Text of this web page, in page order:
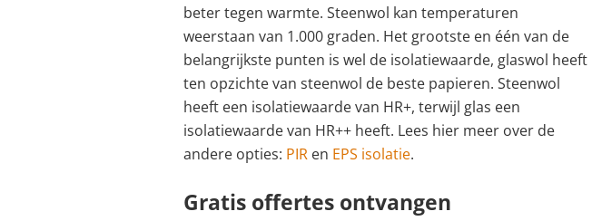
beter tegen warmte. Steenwol kan temperaturen
weerstaan van 1.000 graden. Het grootste en één van de
belangrijkste punten is wel de isolatiewaarde, glaswol heeft
ten opzichte van steenwol de beste papieren. Steenwol
heeft een isolatiewaarde van HR+, terwijl glas een
isolatiewaarde van HR++ heeft. Lees hier meer over de
andere opties: PIR en EPS isolatie.
Gratis offertes ontvangen